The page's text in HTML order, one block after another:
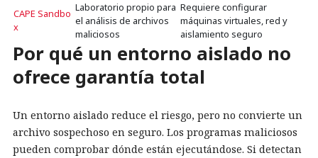
CAPE Sandbo
x
Laboratorio propio para
el análisis de archivos
maliciosos
Requiere configurar
máquinas virtuales, red y
aislamiento seguro
Por qué un entorno aislado no
ofrece garantía total
Un entorno aislado reduce el riesgo, pero no convierte un
archivo sospechoso en seguro. Los programas maliciosos
pueden comprobar dónde están ejecutándose. Si detectan